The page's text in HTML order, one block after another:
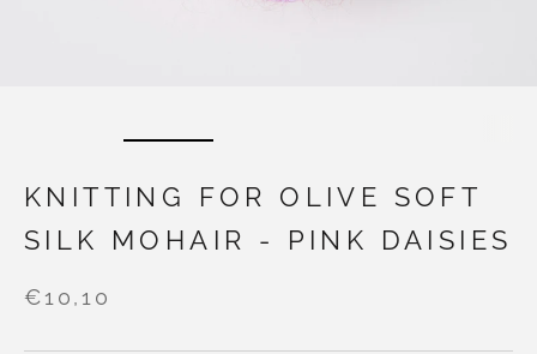
KNITTING FOR OLIVE SOFT
SILK MOHAIR - PINK DAISIES
€10,10